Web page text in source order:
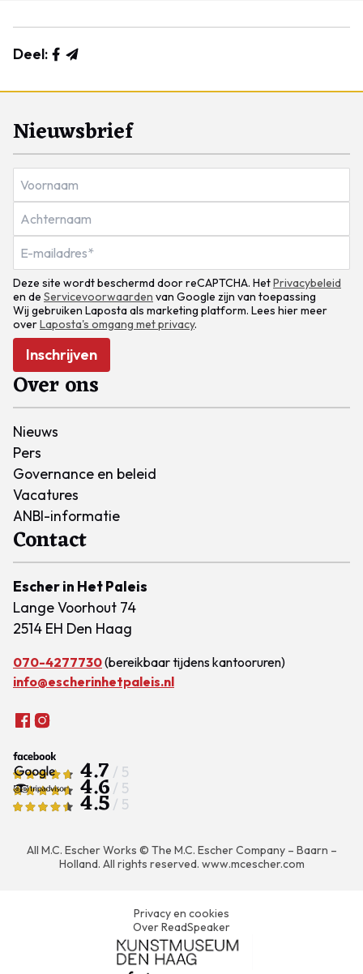
Deel:
Nieuwsbrief
Deze site wordt beschermd door reCAPTCHA. HetPrivacybeleid
en de Servicevoorwaarden van Google zijn van toepassing
Wij gebruiken Laposta als marketing platform. Lees hier meer
overLaposta's omgang met privacy.
Inschrijven
Over ons
Nieuws
Pers
Governance en beleid
Vacatures
ANBI-informatie
Contact
Escher in Het Paleis
Lange Voorhout 74
2514 EH Den Haag
070-4277730(bereikbaar tijdens kantooruren)
info@escherinhetpaleis.nl
4.7 / 5
4.6 / 5
4.5 / 5
All M.C. Escher Works © The M.C. Escher Company – Baarn –
Holland. All rights reserved. www.mcescher.com
Privacy en cookies
Over ReadSpeaker